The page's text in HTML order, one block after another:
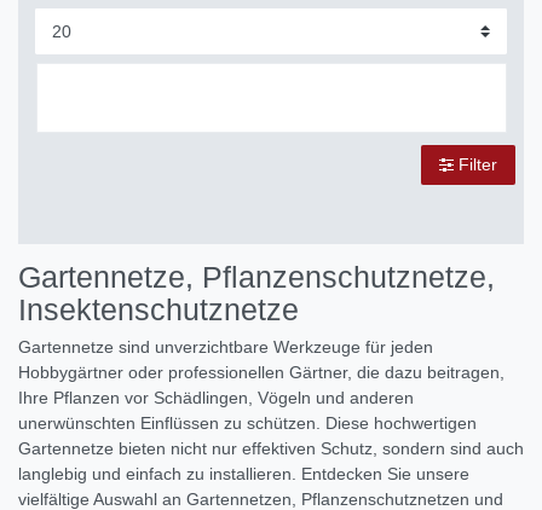
Filter
Gartennetze, Pflanzenschutznetze,
Insektenschutznetze
Gartennetze sind unverzichtbare Werkzeuge für jeden
Hobbygärtner oder professionellen Gärtner, die dazu beitragen,
Ihre Pflanzen vor Schädlingen, Vögeln und anderen
unerwünschten Einflüssen zu schützen. Diese hochwertigen
Gartennetze bieten nicht nur effektiven Schutz, sondern sind auch
langlebig und einfach zu installieren. Entdecken Sie unsere
vielfältige Auswahl an Gartennetzen, Pflanzenschutznetzen und